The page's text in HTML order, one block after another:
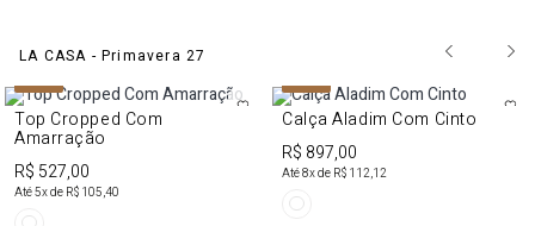
LA CASA - Primavera 27
Top Cropped Com
Amarração
R$ 527,00
Até5x de R$ 105,40
Calça Aladim Com Cinto
R$ 897,00
Até8x de R$ 112,12